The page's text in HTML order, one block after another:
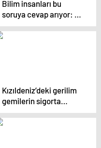
Bilim insanları bu
soruya cevap arıyor: Z
kuşağı neden daha hızlı
yaşlanıyor?
Kızıldeniz’deki gerilim
gemilerin sigorta
risklerini artırdı